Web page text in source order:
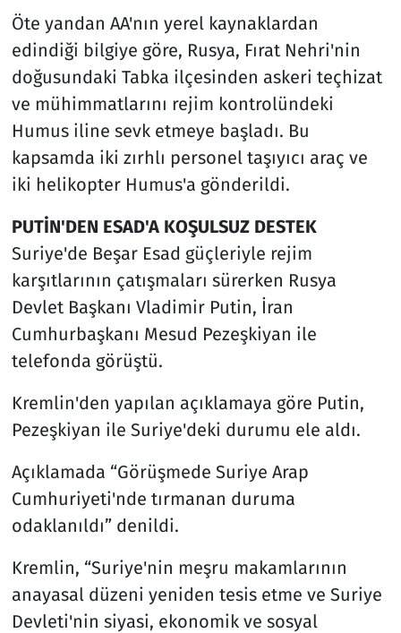
Öte yandan AA'nın yerel kaynaklardan
edindiği bilgiye göre, Rusya, Fırat Nehri'nin
doğusundaki Tabka ilçesinden askeri teçhizat
ve mühimmatlarını rejim kontrolündeki
Humus iline sevk etmeye başladı. Bu
kapsamda iki zırhlı personel taşıyıcı araç ve
iki helikopter Humus'a gönderildi.
PUTİN'DEN ESAD'A KOŞULSUZ DESTEK
Suriye'de Beşar Esad güçleriyle rejim
karşıtlarının çatışmaları sürerken Rusya
Devlet Başkanı Vladimir Putin, İran
Cumhurbaşkanı Mesud Pezeşkiyan ile
telefonda görüştü.
Kremlin'den yapılan açıklamaya göre Putin,
Pezeşkiyan ile Suriye'deki durumu ele aldı.
Açıklamada “Görüşmede Suriye Arap
Cumhuriyeti'nde tırmanan duruma
odaklanıldı” denildi.
Kremlin, “Suriye'nin meşru makamlarının
anayasal düzeni yeniden tesis etme ve Suriye
Devleti'nin siyasi, ekonomik ve sosyal